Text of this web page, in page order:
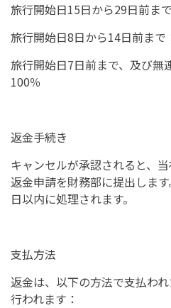
旅行開始日15日から29日前ま
旅行開始日8日から14日前まで
旅行開始日7日前まで、及び無
100％
返金手続き
キャンセルが承認されると、
返金申請を財務部に提出しま
日以内に処理されます。
支払方法
返金は、以下の方法で支払わ
行われます：